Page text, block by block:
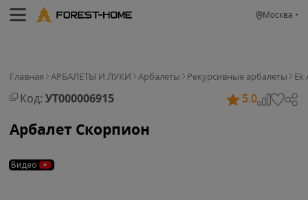
Москва
Главная АРБАЛЕТЫ И ЛУКИ Арбалеты Рекурсивные арбалеты Ek
Код: УТ000006915 5.0
Арбалет Скорпион
Видео